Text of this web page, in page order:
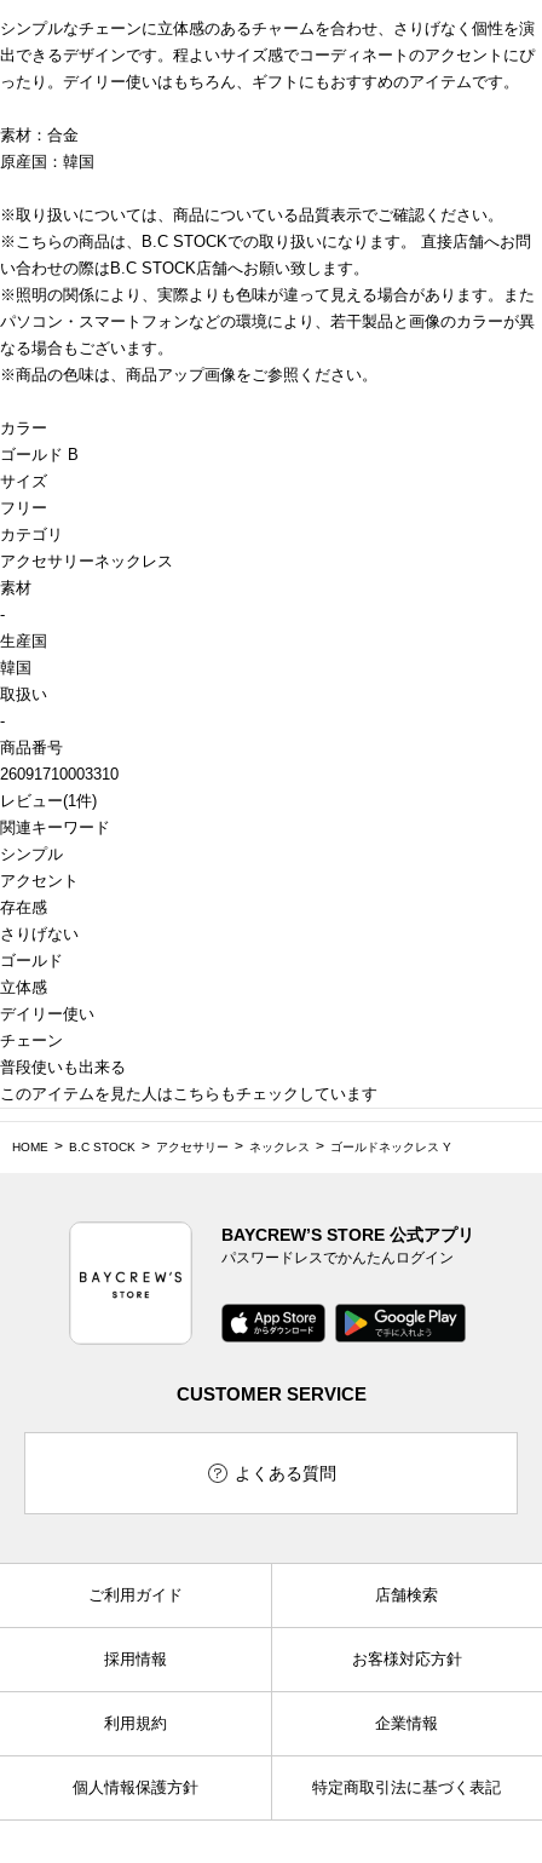
シンプルなチェーンに立体感のあるチャームを合わせ、さりげなく個性を演
出できるデザインです。程よいサイズ感でコーディネートのアクセントにぴ
ったり。デイリー使いはもちろん、ギフトにもおすすめのアイテムです。
素材：合金
原産国：韓国
※取り扱いについては、商品についている品質表示でご確認ください。
※こちらの商品は、B.C STOCKでの取り扱いになります。 直接店舗へお問
い合わせの際はB.C STOCK店舗へお願い致します。
※照明の関係により、実際よりも色味が違って見える場合があります。また
パソコン・スマートフォンなどの環境により、若干製品と画像のカラーが異
なる場合もございます。
※商品の色味は、商品アップ画像をご参照ください。
カラー
ゴールド B
サイズ
フリー
カテゴリ
アクセサリーネックレス
素材
-
生産国
韓国
取扱い
-
商品番号
26091710003310
レビュー(1件)
関連キーワード
シンプル
アクセント
存在感
さりげない
ゴールド
立体感
デイリー使い
チェーン
普段使いも出来る
このアイテムを見た人はこちらもチェックしています
HOME B.C STOCK アクセサリー ネックレス ゴールドネックレス Y
BAYCREW’S STORE 公式アプリ
パスワードレスでかんたんログイン
CUSTOMER SERVICE
よくある質問
ご利用ガイド 店舗検索
採用情報 お客様対応方針
利用規約 企業情報
個人情報保護方針 特定商取引法に基づく表記